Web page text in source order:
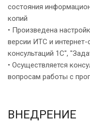
состояния
копий
• Произведена
версии ИТС и
консультаций 1С",
• Осуществляется
вопросам работы с
ВНЕДРЕНИЕ